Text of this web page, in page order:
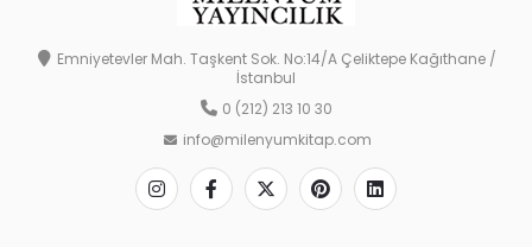
Emniyetevler Mah. Taşkent Sok. No:14/A Çeliktepe Kağıthane /
İstanbul
0 (212) 213 10 30
info@milenyumkitap.com